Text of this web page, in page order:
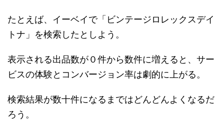
たとえば、イーベイで「ビンテージロレックスデイ
トナ」を検索したとしよう。
表示される出品数が０件から数件に増えると、サー
ビスの体験とコンバージョン率は劇的に上がる。
検索結果が数十件になるまではどんどんよくなるだ
ろう。